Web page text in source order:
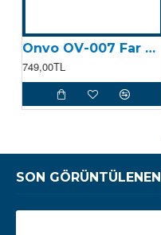
Onvo OV-007 Far Korna Kontrolcüsü
749,00TL
SON GÖRÜNTÜLENEN